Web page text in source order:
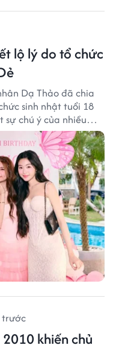
lộ lý do tổ chức
Dạ Thảo đã chia
sinh nhật tuổi 18
sự chú ý của nhiều
trước
khiến chủ